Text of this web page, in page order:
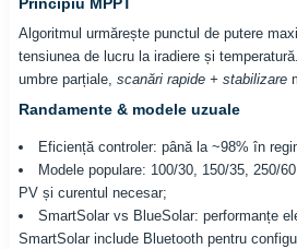
Principiu MPPT
Algoritmul urmărește punctul de putere
tensiunea de lucru la iradiere și
umbre parțiale, scanări rapide + stabilizare
Randamente & modele uzuale
Eficiență controler: până la ~98% în
Modele populare: 100/30, 150/35, 250/
PV și curentul necesar;
SmartSolar vs BlueSolar: performanțe
SmartSolar include Bluetooth pentru